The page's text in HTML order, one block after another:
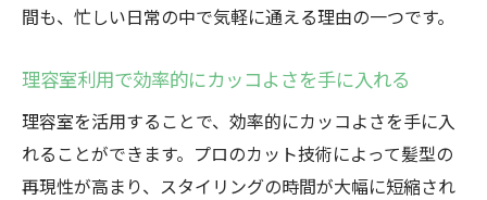
間も、忙しい日常の中で気軽に通える理由の一つです。
理容室利用で効率的にカッコよさを手に入れる
理容室を活用することで、効率的にカッコよさを手に入
れることができます。プロのカット技術によって髪型の
再現性が高まり、スタイリングの時間が大幅に短縮され